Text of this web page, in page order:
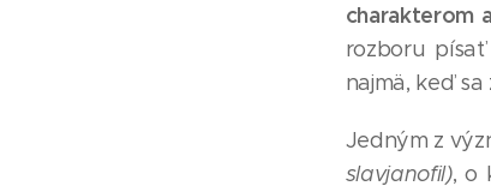
charakterom
rozboru
najmä, keď
Jedným z
slavjanofil), o